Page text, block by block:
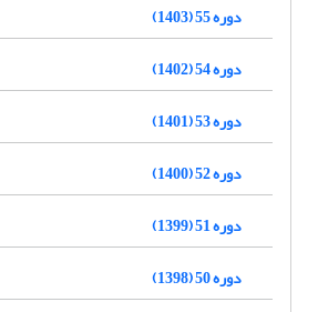
دوره 55 (1403)
دوره 54 (1402)
دوره 53 (1401)
دوره 52 (1400)
دوره 51 (1399)
دوره 50 (1398)